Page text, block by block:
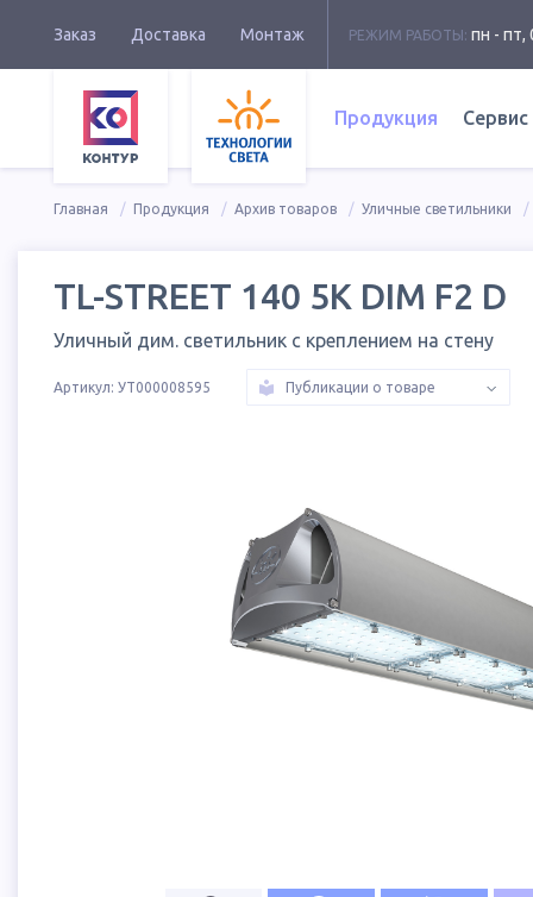
Заказ Доставка Монтаж РЕЖИМ РАБОТЫ: пн - пт,
Продукция Сервис
Главная Продукция Архив товаров Уличные светильники
TL-STREET 140 5K DIM F2 D
Уличный дим. светильник с креплением на стену
Артикул: УТ000008595 Публикации о товаре